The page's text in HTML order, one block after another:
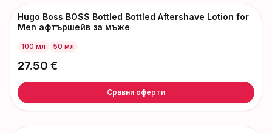
Hugo Boss BOSS Bottled Bottled Aftershave Lotion for
Men афтършейв за мъже
100 мл 50 мл
27.50 €
Сравни оферти